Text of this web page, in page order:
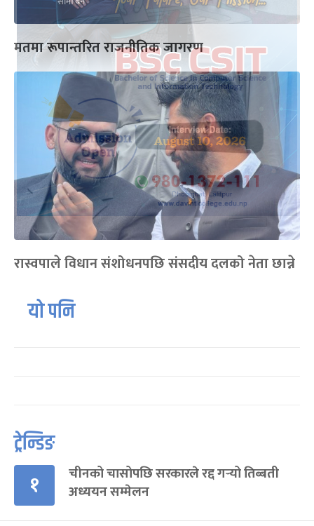
मतमा रूपान्तरित राजनीतिक जागरण
रास्वपाले विधान संशोधनपछि संसदीय दलको नेता छान्ने
यो पनि
ट्रेन्डिङ
१
चीनको चासोपछि सरकारले रद्द गर्‍यो तिब्बती
अध्ययन सम्मेलन